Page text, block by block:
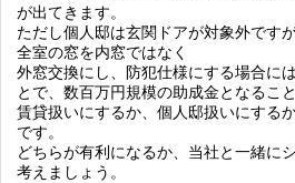
が出てきます。
ただし個人邸は玄関ドアが対象外です
全室の窓を内窓ではなく
外窓交換にし、防犯仕様にする場合に
とで、数百万円規模の助成金となるこ
賃貸扱いにするか、個人邸扱いにする
です。
どちらが有利になるか、当社と一緒に
考えましょう。